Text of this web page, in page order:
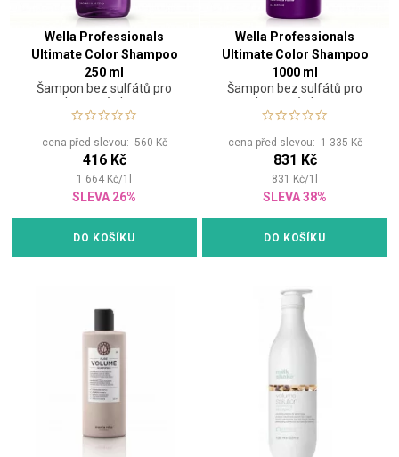
Wella Professionals
Ultimate Color Shampoo
250 ml
Šampon bez sulfátů pro
barvené vlasy.
cena před slevou:560 Kč
416 Kč
1 664 Kč/1
SLEVA 26%
DO KOŠÍKU
Wella Professionals
Ultimate Color Shampoo
1000 ml
Šampon bez sulfátů pro
barvené vlasy.
cena před slevou:1 335 Kč
831 Kč
831 Kč/1
SLEVA 38%
DO KOŠÍKU